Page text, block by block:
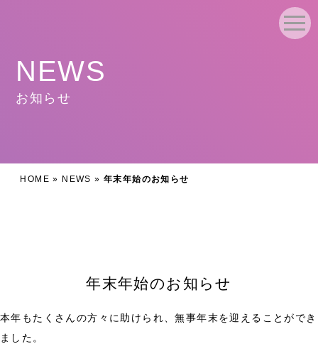
NEWS
お知らせ
HOME » NEWS »年末年始のお知らせ
年末年始のお知らせ
本年もたくさんの方々に助けられ、無事年末を迎えることができ
ました。